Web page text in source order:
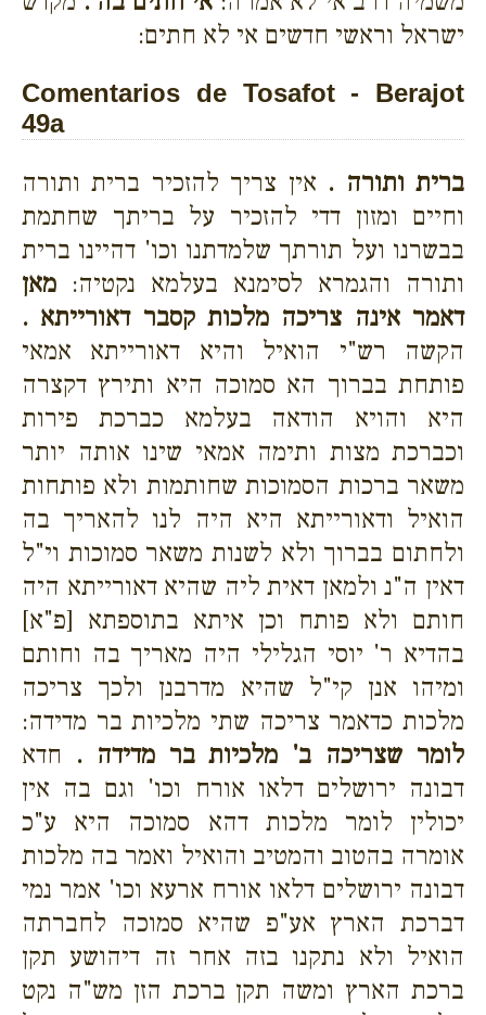
ישראל וראשי חדשים אי לא חתים:
Comentarios de Tosafot - Berajot
49a
ברית ותורה . אין צריך להזכיר ברית ותורה
וחיים ומזון דדי להזכיר על בריתך שחתמת
בבשרנו ועל תורתך שלמדתנו וכו' דהיינו ברית
ותורה והגמרא לסימנא בעלמא נקטיה: מאן
דאמר אינה צריכה מלכות קסבר דאורייתא .
הקשה רש"י הואיל והיא דאורייתא אמאי
פותחת בברוך הא סמוכה היא ותירץ דקצרה
היא והויא הודאה בעלמא כברכת פירות
וכברכת מצות ותימה אמאי שינו אותה יותר
משאר ברכות הסמוכות שחותמות ולא פותחות
הואיל ודאורייתא היא היה לנו להאריך בה
ולחתום בברוך ולא לשנות משאר סמוכות וי"ל
דאין ה"נ ולמאן דאית ליה שהיא דאורייתא היה
חותם ולא פותח וכן איתא בתוספתא [פ"א]
בהדיא ר' יוסי הגלילי היה מאריך בה וחותם
ומיהו אנן קי"ל שהיא מדרבנן ולכך צריכה
מלכות כדאמר צריכה שתי מלכיות בר מדידה:
לומר שצריכה ב' מלכיות בר מדידה . חדא
דבונה ירושלים דלאו אורח וכו' וגם בה אין
יכולין לומר מלכות דהא סמוכה היא ע"כ
אומרה בהטוב והמטיב והואיל ואמר בה מלכות
דבונה ירושלים דלאו אורח ארעא וכו' אמר נמי
דברכת הארץ אע"פ שהיא סמוכה לחברתה
הואיל ולא נתקנו בזה אחר זה דיהושע תקן
ברכת הארץ ומשה תקן ברכת הזן מש"ה נקט